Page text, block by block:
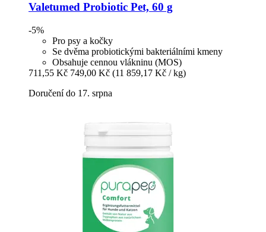
Valetumed Probiotic Pet, 60 g
-5%
Pro psy a kočky
Se dvěma probiotickými bakteriálními kmeny
Obsahuje cennou vlákninu (MOS)
711,55 Kč 749,00 Kč (11 859,17 Kč / kg)
Doručení do 17. srpna